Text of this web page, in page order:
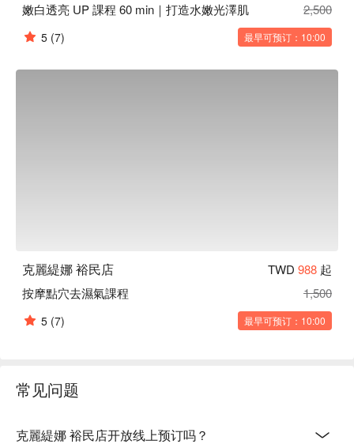
嫩白透亮 UP 課程 60 min｜打造水嫩光澤肌
2,500
5 (7) 最早可预订：10:00
克麗緹娜 裕民店 TWD 988 起
按摩點穴去濕氣課程
1,500
5 (7) 最早可预订：10:00
常见问题
克麗緹娜 裕民店开放线上预订吗？